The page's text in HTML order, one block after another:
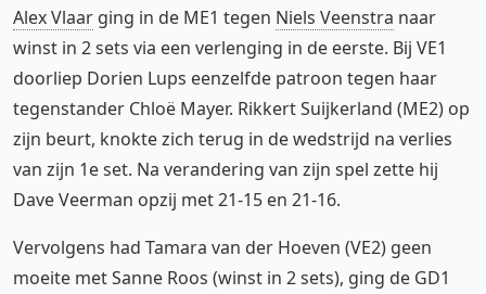
Alex Vlaar ging in de ME1 tegen Niels Veenstra naar
winst in 2 sets via een verlenging in de eerste. Bij VE1
doorliep Dorien Lups eenzelfde patroon tegen haar
tegenstander Chloë Mayer. Rikkert Suijkerland (ME2) op
zijn beurt, knokte zich terug in de wedstrijd na verlies
van zijn 1e set. Na verandering van zijn spel zette hij
Dave Veerman opzij met 21-15 en 21-16.
Vervolgens had Tamara van der Hoeven (VE2) geen
moeite met Sanne Roos (winst in 2 sets), ging de GD1